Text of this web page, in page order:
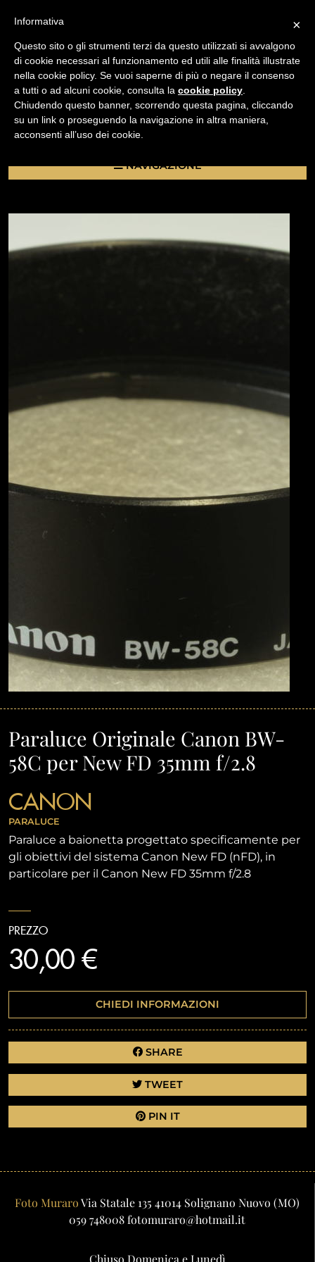
/
USATO
PARALUCE ORIGINALE CANON BW-58C PER NEW FD
35MM F/2.8
NAVIGAZIONE
Paraluce Originale Canon BW-
58C per New FD 35mm f/2.8
CANON
PARALUCE
Paraluce a baionetta progettato specificamente per
gli obiettivi del sistema Canon New FD (nFD), in
particolare per il Canon New FD 35mm f/2.8
PREZZO
30,00 €
CHIEDI INFORMAZIONI
SHARE
TWEET
PIN IT
Foto MuraroVia Statale 135 41014 Solignano Nuovo (MO)
059 748008fotomuraro@hotmail.it
×
Informativa
Questo sito o gli strumenti terzi da questo utilizzati si avvalgono
di cookie necessari al funzionamento ed utili alle finalità illustrate
nella cookie policy. Se vuoi saperne di più o negare il consenso
a tutti o ad alcuni cookie, consulta la cookie policy
Chiudendo questo banner, scorrendo questa pagina, cliccando
su un link o proseguendo la navigazione in altra maniera,
acconsenti all’uso dei cookie.